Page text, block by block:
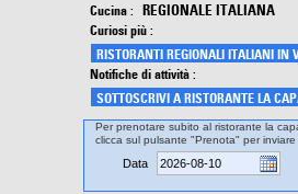
Cucina : REGIONALE ITALIANA
Curiosi più :
RISTORANTI REGIONALI ITALIANI IN
Notifiche di attività :
SOTTOSCRIVI A RISTORANTE LA
Per prenotare subito al ristorante la
clicca sul pulsante "Prenota" per
Data